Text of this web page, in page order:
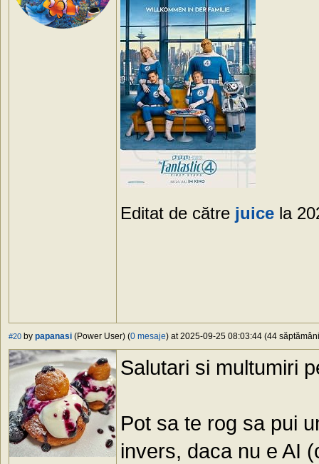
Editat de către juice la
#20 by papanasi (Power User) (0 mesaje) at 2025-09-25 08:03:44 (44
Salutari si multumiri
Pot sa te rog sa pui
invers, daca nu e AI